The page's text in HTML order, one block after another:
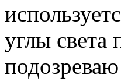
углы света